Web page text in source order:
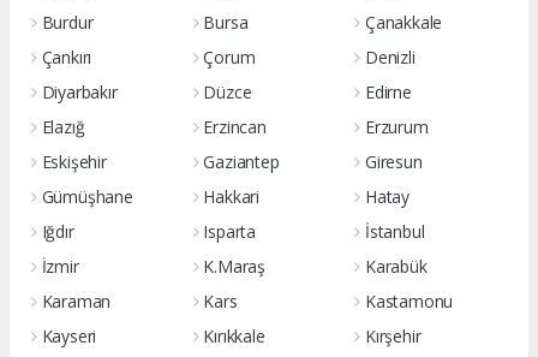
Burdur
Bursa
Çanakkale
Çankırı
Çorum
Denizli
Diyarbakır
Düzce
Edirne
Elazığ
Erzincan
Erzurum
Eskişehir
Gaziantep
Giresun
Gümüşhane
Hakkari
Hatay
Iğdır
Isparta
İstanbul
İzmir
K.Maraş
Karabük
Karaman
Kars
Kastamonu
Kayseri
Kırıkkale
Kırşehir